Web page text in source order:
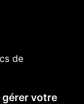
de
votre